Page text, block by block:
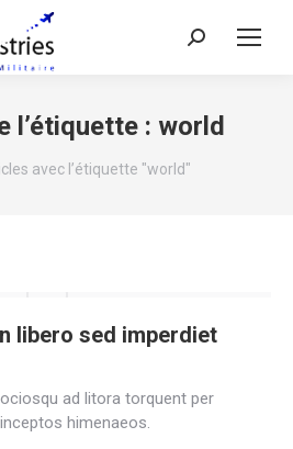
Search:
l’étiquette : world
: avec l’étiquette "world"
libero sed imperdiet
ad litora torquent per
himenaeos.